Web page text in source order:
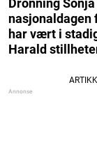
Dronning
har vært i
Harald